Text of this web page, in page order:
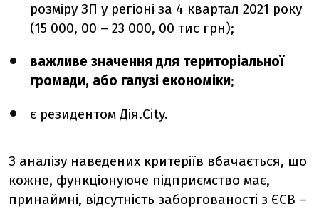
розміру ЗП у регіоні за 4 квартал 2021 року
(15 000, 00 – 23 000, 00 тис грн);
важливе значення для територіальної
громади, або галузі економіки;
є резидентом Дія.City.
З аналізу наведених критеріїв вбачається, що
кожне, функціонуюче підприємство має,
принаймні, відсутність заборгованості з ЄСВ –